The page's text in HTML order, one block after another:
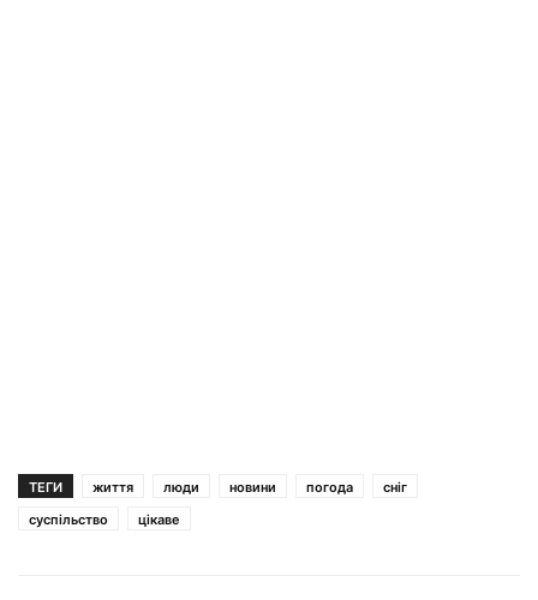
ТЕГИ життя люди новини погода
сніг
суспільство
цікаве